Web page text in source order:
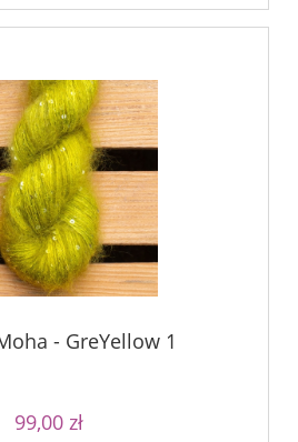
- GreYellow 1
99,00 zł